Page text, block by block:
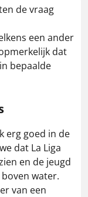
de vraag
een ander
dat
bepaalde
erg goed in de
dat La Liga
en de jeugd
water.
van een